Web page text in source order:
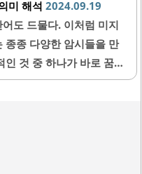
미 해석 2024.09.19
도 드물다. 이처럼 미지
종종 다양한 암시들을 만
것 중 하나가 바로 꿈이
이 등장하는 꿈은 주로 인